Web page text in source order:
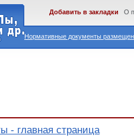
Нормативные документы
Добавить в закладки О
- главная страница